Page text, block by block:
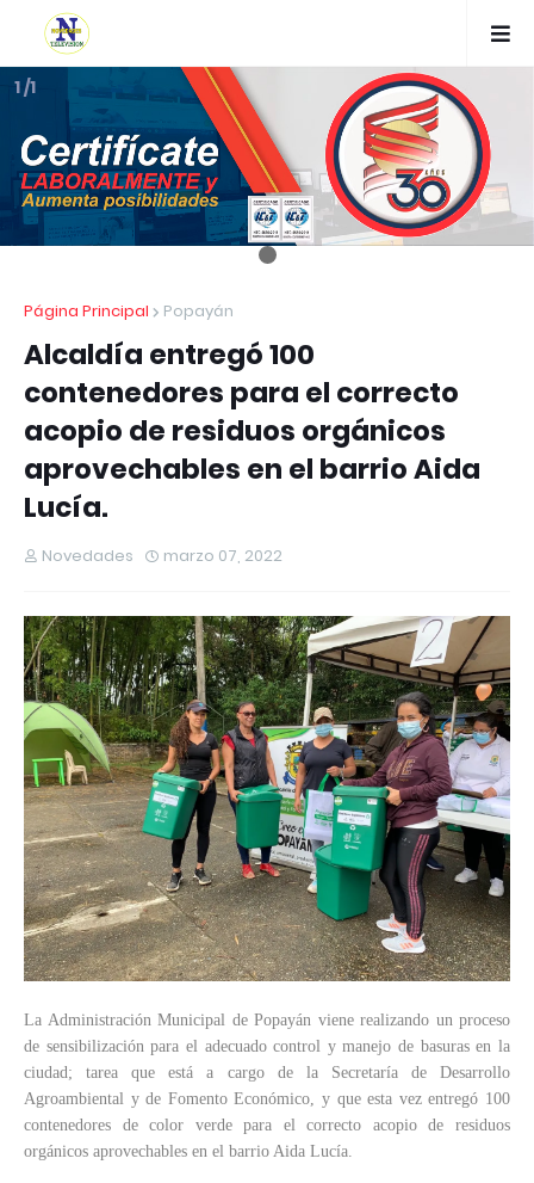
1 /1
Página Principal Popayán
Alcaldía entregó 100
contenedores para el correcto
acopio de residuos orgánicos
aprovechables en el barrio Aida
Lucía.
Novedades marzo 07, 2022
La Administración Municipal de Popayán viene realizando un proceso
de sensibilización para el adecuado control y manejo de basuras en la
ciudad; tarea que está a cargo de la Secretaría de Desarrollo
Agroambiental y de Fomento Económico, y que esta vez entregó 100
contenedores de color verde para el correcto acopio de residuos
orgánicos aprovechables en el barrio Aida Lucía.